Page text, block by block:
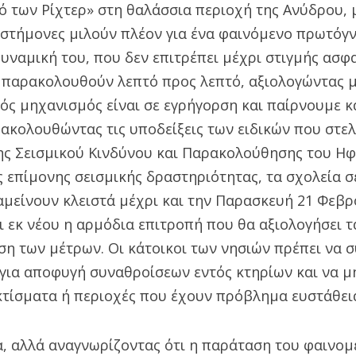
των Ρίχτερ» στη θαλάσσια περιοχή της Ανύδρου,
μιλούν πλέον για ένα φαινόμενο
του, που δεν επιτρέπει μέχρι στιγμής
παρακολουθούν λεπτό προς λεπτό, αξιολογώντας
μηχανισμός είναι σε εγρήγορση και παίρνουμε
τις υποδείξεις των ειδικών που
Σεισμικού Κινδύνου και Παρακολούθησης του
σεισμικής δραστηριότητας, τα σχολεία
κλειστά μέχρι και την Παρασκευή 21
εκ νέου η αρμόδια επιτροπή που θα αξιολογήσει
των μέτρων. Οι κάτοικοι των νησιών πρέπει να
αποφυγή συναθροίσεων εντός κτηρίων και να
ή περιοχές που έχουν πρόβλημα
αλλά αναγνωρίζοντας ότι η παράταση του